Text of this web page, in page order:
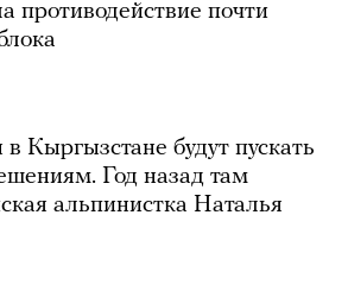
противодействие почти
Кыргызстане будут пускать
Год назад там
альпинистка Наталья